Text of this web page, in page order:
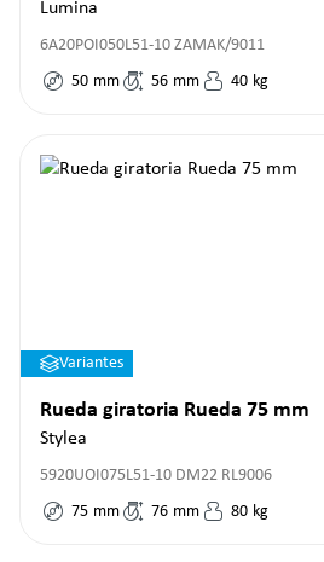
Lumina
6A20POI050L51-10 ZAMAK/9011
50 mm 56 mm 40 kg
Variantes
Rueda giratoria Rueda 75 mm
Stylea
5920UOI075L51-10 DM22 RL9006
75 mm 76 mm 80 kg